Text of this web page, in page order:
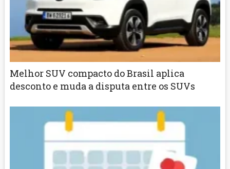
Melhor SUV compacto do Brasil aplica
desconto e muda a disputa entre os SUVs